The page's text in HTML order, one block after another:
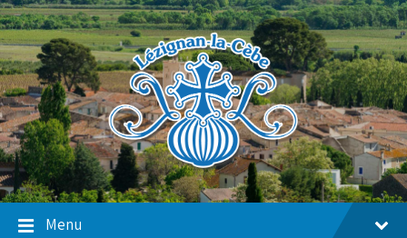
Skip
to
content
Skip
to
main
navigation
Skip
to
footer
Menu